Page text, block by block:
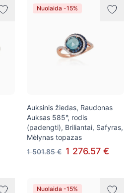
Nuolaida -15%
Auksinis žiedas, Raudonas
Auksas 585°, rodis
(padengti), Briliantai, Safyras,
Mėlynas topazas
1 501.85 € 1 276.57 €
Nuolaida -15%